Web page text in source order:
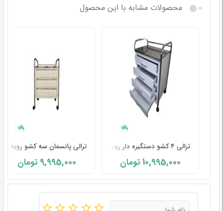
محصولات مشابه با این محصول
ترالی ۴ کشو دستگیره دار رویه استیل درجه یک
10,995,000 تومان
ترالی پانسمان سه کشو رویه
9,995,000 تومان